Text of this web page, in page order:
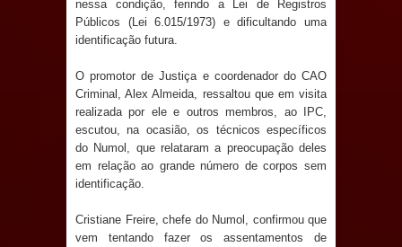
antecipa pagamento do mês de julho
Santana
Saúde Bucal: Mais de 470 próteses
dentárias já foram entregues pela
Caldas Brandão: Tradicional Festa de
nessa condição, ferindo a Lei de Registros
Públicos (Lei 6.015/1973) e dificultando uma
identificação futura.
O promotor de Justiça e coordenador do CAO
Criminal, Alex Almeida, ressaltou que em visita
realizada por ele e outros membros, ao IPC,
escutou, na ocasião, os técnicos específicos
do Numol, que relataram a preocupação deles
em relação ao grande número de corpos sem
identificação.
Cristiane Freire, chefe do Numol, confirmou que
vem tentando fazer os assentamentos de